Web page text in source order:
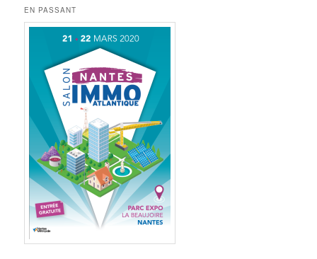
EN PASSANT